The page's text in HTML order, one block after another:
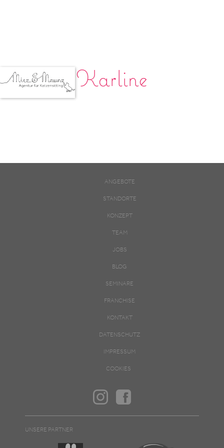
Karline
ANGEBOTE
STANDORTE
KONZEPT
TEAM
JOBS
BLOG
SEMINARE
FRANCHISE
KONTAKT
DATENSCHUTZ
IMPRESSUM
COOKIES
UNSERE PARTNER